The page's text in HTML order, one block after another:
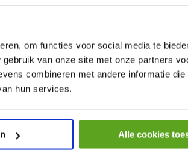
om functies voor social media te
van onze site met onze partners
combineren met andere informatie die
hun services.
Alle cookies
Snoeischaar Pro extra comfort